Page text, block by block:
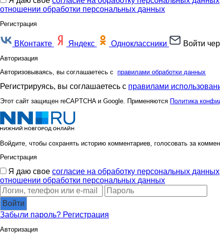
mmvb
oliskaAvto s-k
ультрамарин
отношении обработки персональных данных
Регистрация
ВКонтакте Яндекс Одноклассники Войти
Авторизация
Авторизовываясь, вы соглашаетесь с правилами обработки данных
Регистрируясь, вы соглашаетесь с правилами
Этот сайт защищен reCAPTCHA и Google. Применяются Политика
Войдите, чтобы сохранять историю комментариев, голосовать за
Регистрация
Я даю свое согласие на обработку персональных данных
отношении обработки персональных данных
Войти
Забыли пароль? Регистрация
Авторизация